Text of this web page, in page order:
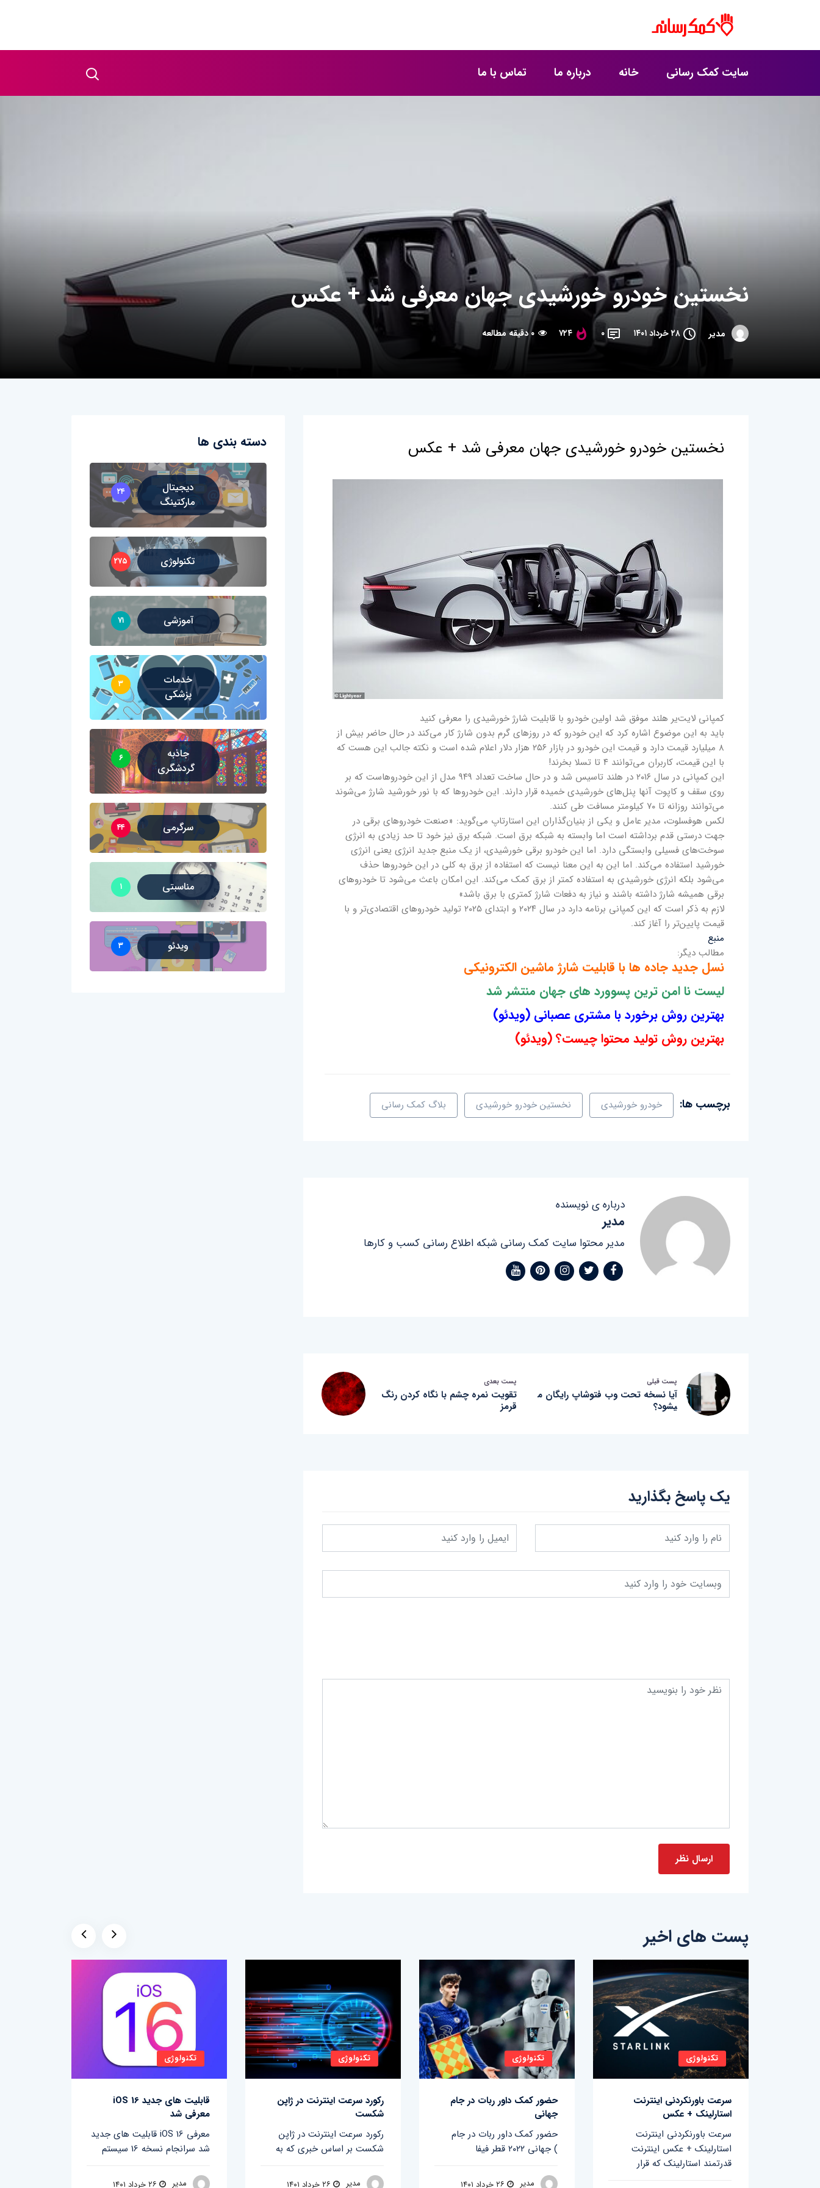
سایت کمک رسانی خانه درباره ما تماس با ما
نخستین خودرو خورشیدی جهان معرفی شد + عکس
مدیر ۲۸ خرداد ۱۴۰۱ ۰ ۷۲۴ ۰ دقیقه مطالعه
نخستین خودرو خورشیدی جهان معرفی شد + عکس
کمپانی لایت‌یر هلند موفق شد اولین خودرو با قابلیت شارژ خورشیدی را معرفی کنید
باید به این موضوع اشاره کرد که این خودرو که در روزهای گرم بدون شارژ کار می‌کند در حال حاضر بیش از
۸ میلیارد قیمت دارد و قیمت این خودرو در بازار ۲۵۶ هزار دلار اعلام شده است و نکته جالب این هست که
با این قیمت، کاربران می‌توانند ۴ تا تسلا بخرند!
این کمپانی در سال ۲۰۱۶ در هلند تاسیس شد و در حال ساخت تعداد ۹۴۹ مدل از این خودروهاست که بر
روی سقف و کاپوت آنها پنل‌های خورشیدی خمیده قرار دارند. این خودروها که با نور خورشید شارژ می‌شوند
می‌توانند روزانه تا ۷۰ کیلومتر مسافت طی کنند.
لکس هوفسلوت، مدیر عامل و یکی از بنیان‌گذاران این استارتاپ می‌گوید: «صنعت خودروهای برقی در
جهت درستی قدم برداشته است اما وابسته به شبکه برق است. شبکه برق نیز خود تا حد زیادی به انرژی
سوخت‌های فسیلی وابستگی دارد. اما این خودرو برقی خورشیدی، از یک منبع جدید انرژی یعنی انرژی
خورشید استفاده می‌کند. اما این به این معنا نیست که استفاده از برق به کلی در این خودروها حذف
می‌شود بلکه انرژی خورشیدی به استفاده کمتر از برق کمک می‌کند. این امکان باعث می‌شود تا خودروهای
برقی همیشه شارژ داشته باشند و نیاز به دفعات شارژ کمتری با برق باشد»
لازم به ذکر است که این کمپانی برنامه دارد در سال ۲۰۲۴ و ابتدای ۲۰۲۵ تولید خودروهای اقتصادی‌تر و با
قیمت پایین‌تر را آغاز کند.
منبع
مطالب دیگر:
نسل جدید جاده ها با قابلیت شارژ ماشین الکترونیکی
لیست نا امن ترین پسوورد های جهان منتشر شد
بهترین روش برخورد با مشتری عصبانی (ویدئو)
بهترین روش تولید محتوا چیست؟ (ویدئو)
برچسب ها: خودرو خورشیدی نخستین خودرو خورشیدی بلاگ کمک رسانی
درباره ی نویسنده
مدیر
مدیر محتوا سایت کمک رسانی شبکه اطلاع رسانی کسب و کارها
پست قبلی
آیا نسخه تحت وب فتوشاپ رایگان م
یشود؟
پست بعدی
تقویت نمره چشم با نگاه کردن رنگ
قرمز
یک پاسخ بگذارید
دسته بندی ها
دیجیتال
مارکتینگ
۲۴
تکنولوژی ۲۷۵
آموزشی ۷۱
خدمات
پزشکی
۳
جاذبه
گردشگری
۶
سرگرمی ۴۴
مناسبتی ۱
ویدئو ۳
پست های اخیر
تکنولوژی
قابلیت های جدید iOS 16
معرفی شد
قابلیت های جدید iOS 16 معرفی
شد سرانجام نسخه 16 سیستم
مدیر
تکنولوژی
رکورد سرعت اینترنت در ژاپن
شکست
رکورد سرعت اینترنت در ژاپن
شکست بر اساس خبری که به
مدیر
تکنولوژی
حضور کمک داور ربات در جام
جهانی
حضور کمک داور ربات در جام
جهانی ۲۰۲۲ قطر فیفا (
مدیر
تکنولوژی
سرعت باورنکردنی اینترنت
استارلینک + عکس
سرعت باورنکردنی اینترنت
استارلینک + عکس اینترنت
قدرتمند استارلینک که قرار